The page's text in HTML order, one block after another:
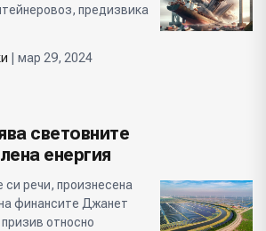
предизвика
| мар 29, 2024
световните
енергия
си речи, произнесена
финансите Джанет
относно